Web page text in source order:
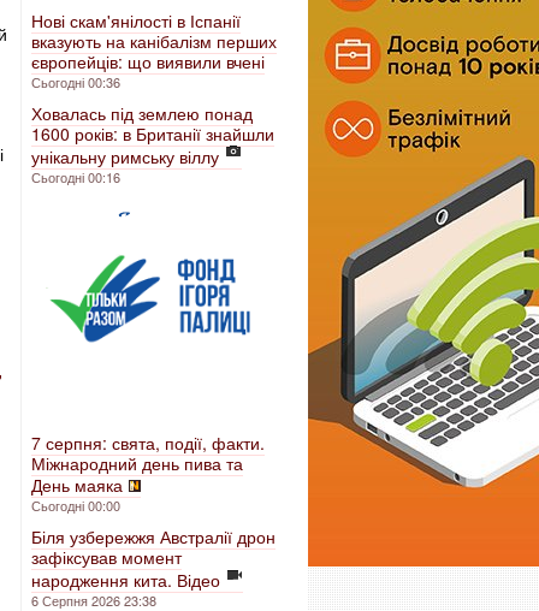
Нові скам'янілості в Іспанії
вказують на канібалізм перших
європейців: що виявили вчені
Сьогодні 00:36
Ховалась під землею понад
1600 років: в Британії знайшли
унікальну римську віллу
Сьогодні 00:16
7 серпня: свята, події, факти.
Міжнародний день пива та
День маяка
Сьогодні 00:00
Біля узбережжя Австралії дрон
зафіксував момент
народження кита. Відео
6 Серпня 2026 23:38